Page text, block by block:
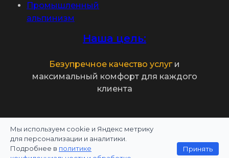
Промышленный
альпинизм
Наша цель:
Безупречное качество услуг и
максимальный комфорт для каждого
клиента
Политика конфиденциальности
Информация на сайте не является публичной
Мы используем cookie и Яндекс метрику
для персонализации и аналитики.
Подробнее в политике
Принять